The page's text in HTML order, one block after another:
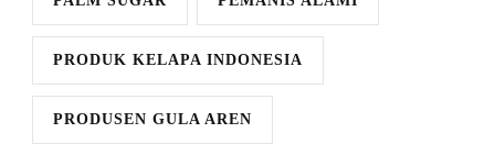
PRODUK KELAPA INDONESIA
PRODUSEN GULA AREN